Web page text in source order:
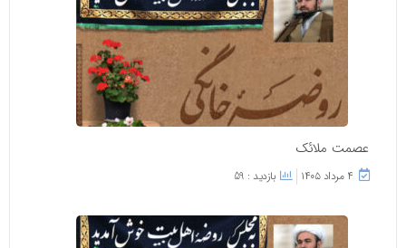
عصمت ملائک
۴ مرداد ۱۴۰۵ بازدید : 59